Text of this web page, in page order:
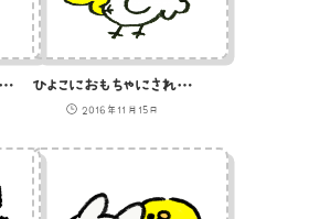
がみもちのイラスト ひよこにおもちゃにされるニワトリのイラスト
2016年11月15日